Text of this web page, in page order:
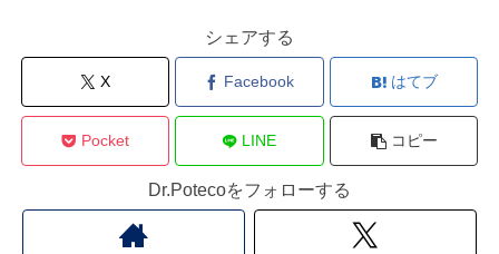
シェアする
X Facebook はてブ
Pocket LINE コピー
Dr.Potecoをフォローする